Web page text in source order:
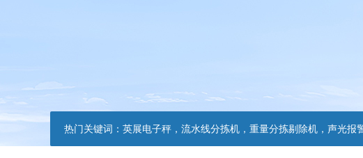
热门关键词： 英展电子秤，流水线分拣机，重量分拣剔除机，声光报警电子秤